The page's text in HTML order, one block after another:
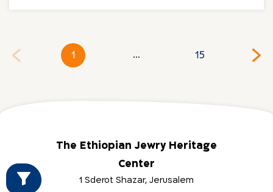
1 ... 15
The Ethiopian Jewry Heritage
Center
1 Sderot Shazar, Jerusalem